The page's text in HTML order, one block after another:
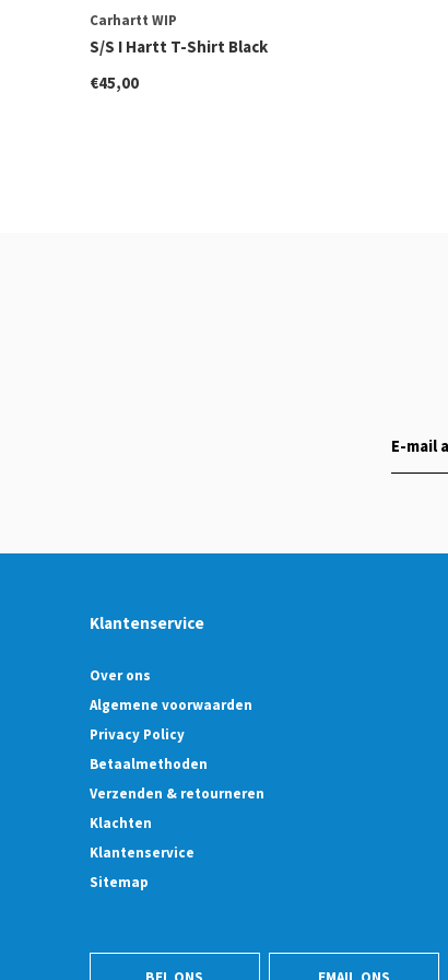
Carhartt WIP
S/S I Hartt T-Shirt Black
€45,00
Klantenservice
Over ons
Algemene voorwaarden
Privacy Policy
Betaalmethoden
Verzenden & retourneren
Klachten
Klantenservice
Sitemap